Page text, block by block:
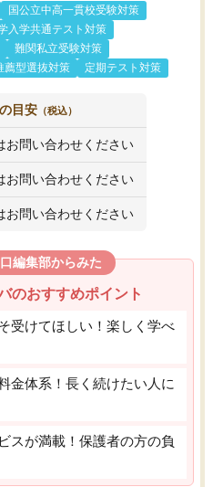
国公立中高一貫校受験対策
入学共通テスト対策
難関私立受験対策
薦型選抜対策
定期テスト対策
目安 （税込）
お問い合わせください
お問い合わせください
お問い合わせください
編集部からみた
のおすすめポイント
受けてほしい！楽しく学べ
金体系！長く続けたい人に
スが満載！保護者の方の負